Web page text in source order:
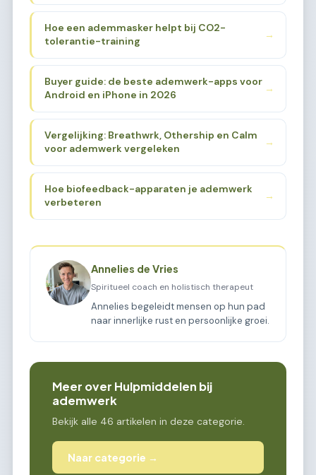
Hoe een ademmasker helpt bij CO2-
tolerantie-training
→
Buyer guide: de beste ademwerk-apps voor
Android en iPhone in 2026
→
Vergelijking: Breathwrk, Othership en Calm
voor ademwerk vergeleken
→
Hoe biofeedback-apparaten je ademwerk
verbeteren
→
Annelies de Vries
Spiritueel coach en holistisch therapeut
Annelies begeleidt mensen op hun pad
naar innerlijke rust en persoonlijke groei.
Meer over Hulpmiddelen bij
ademwerk
Bekijk alle 46 artikelen in deze categorie.
Naar categorie →